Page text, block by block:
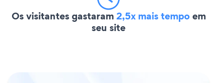
Os visitantes gastaram2,5x mais tempoem
seu site